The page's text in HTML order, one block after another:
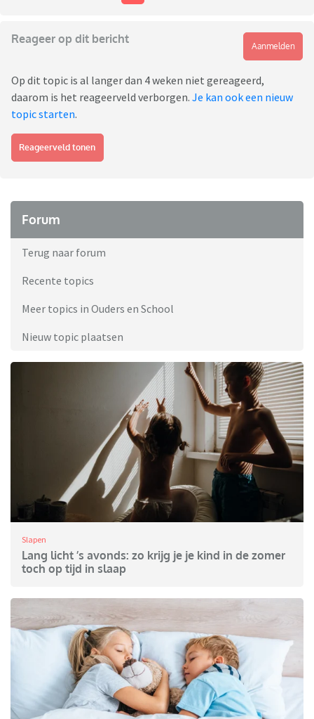
Reageer op dit bericht
Aanmelden
Op dit topic is al langer dan 4 weken niet gereageerd,
daarom is het reageerveld verborgen. Je kan ook een nieuw
topic starten.
Reageerveld tonen
Forum
Terug naar forum
Recente topics
Meer topics in Ouders en School
Nieuw topic plaatsen
Slapen
Lang licht ’s avonds: zo krijg je je kind in de zomer
toch op tijd in slaap